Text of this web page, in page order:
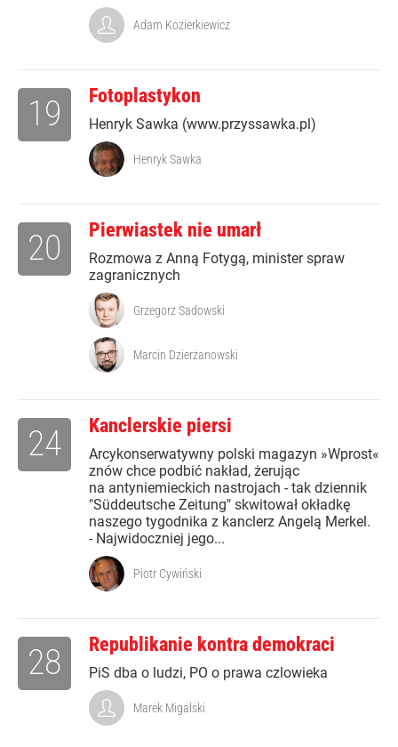
Adam Kozierkiewicz
Fotoplastykon
Henryk Sawka (www.przyssawka.pl)
19
Henryk Sawka
Pierwiastek nie umarł
Rozmowa z Anną Fotygą, minister spraw
zagranicznych
20
Grzegorz Sadowski
Marcin Dzierżanowski
Kanclerskie piersi
Arcykonserwatywny polski magazyn »Wprost«
znów chce podbić nakład, żerując
na antyniemieckich nastrojach - tak dziennik
"Süddeutsche Zeitung" skwitował okładkę
naszego tygodnika z kanclerz Angelą Merkel.
- Najwidoczniej jego...
24
Piotr Cywiński
Republikanie kontra demokraci
PiS dba o ludzi, PO o prawa czlowieka
28
Marek Migalski